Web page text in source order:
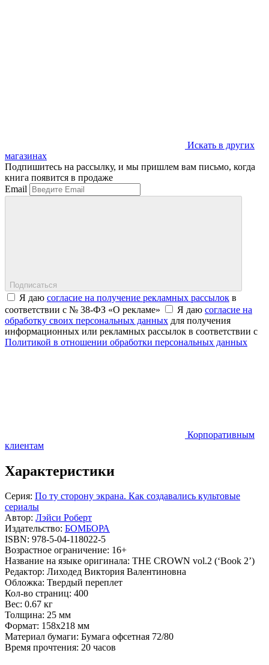
Искать в других
магазинах
Подпишитесь на рассылку, и мы пришлем вам письмо, когда
книга появится в продаже
Email
Подписаться
Я даю согласие на получение рекламных рассылок в
соответствии с № 38-ФЗ «О рекламе»
Я даю согласие на
обработку своих персональных данных для получения
информационных или рекламных рассылок в соответствии с
Политикой в отношении обработки персональных данных
Корпоративным
клиентам
Характеристики
Серия: По ту сторону экрана. Как создавались культовые
сериалы
Автор: Лэйси Роберт
Издательство: БОМБОРА
ISBN: 978-5-04-118022-5
Возрастное ограничение: 16+
Название на языке оригинала: THE CROWN vol.2 (‘Book 2’)
Редактор: Лиходед Виктория Валентиновна
Обложка: Твердый переплет
Кол-во страниц: 400
Вес: 0.67 кг
Толщина: 25 мм
Формат: 158x218 мм
Материал бумаги: Бумага офсетная 72/80
Время прочтения: 20 часов